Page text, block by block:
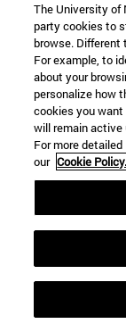
Menhires
Visita virtual
The University of
party cookies to
browse. Different
For example, to
about your
personalize how
cookies you
will remain
For more
our Cookie Policy.